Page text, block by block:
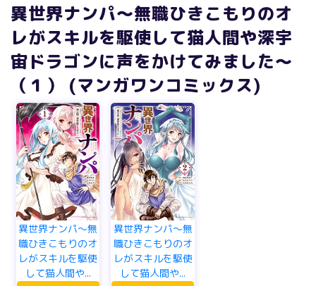
異世界ナンパ～無職ひきこもりのオ
レがスキルを駆使して猫人間や深宇
宙ドラゴンに声をかけてみました～
（１） (マンガワンコミックス)
異世界ナンパ～無
職ひきこもりのオ
レがスキルを駆使
して猫人間や...
異世界ナンパ～無
職ひきこもりのオ
レがスキルを駆使
して猫人間や...